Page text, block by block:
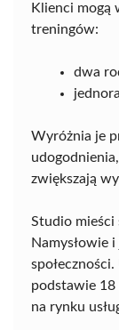
Klienci mogą
treningów:
dwa
Wyróżnia je
zwiększają
Studio mieści
Namysłowie
podstawie 18
na rynku